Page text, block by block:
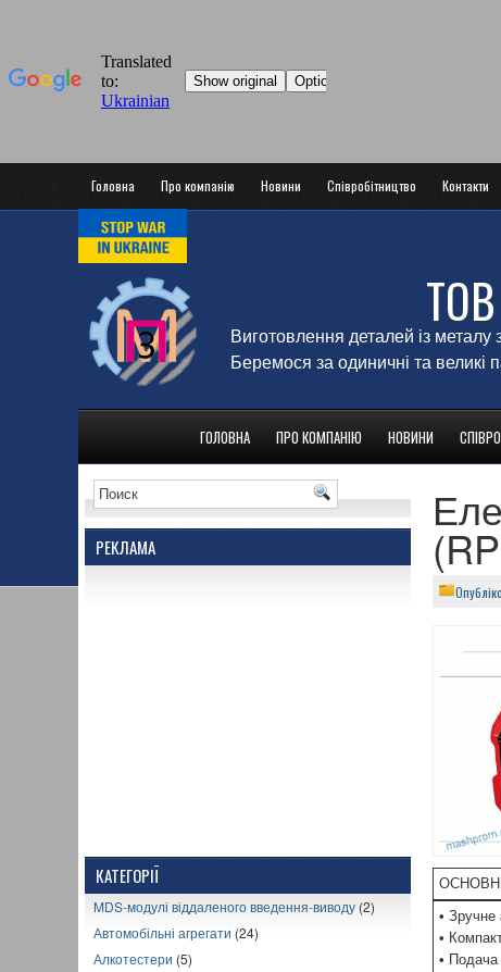
Головна Про компанію Новини Співробітництво Контакти
Виготовлення деталей із
Беремося за одиничні та великі
ГОЛОВНА ПРО КОМПАНІЮ НОВИНИ
РЕКЛАМА
КАТЕГОРІЇ
MDS-модулі віддаленого введення-виводу (2)
Автомобільні агрегати (24)
Алкотестери (5)
• Зручне
•
• Подача